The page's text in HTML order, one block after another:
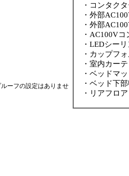
・コンタクタ
・外部
・外部
・AC100Vコ
・LEDシーリ
・カップフォ
・室内カーテ
・ベッドマッ
・ベッド下部
・リアフロア
ーフの設定はありませ